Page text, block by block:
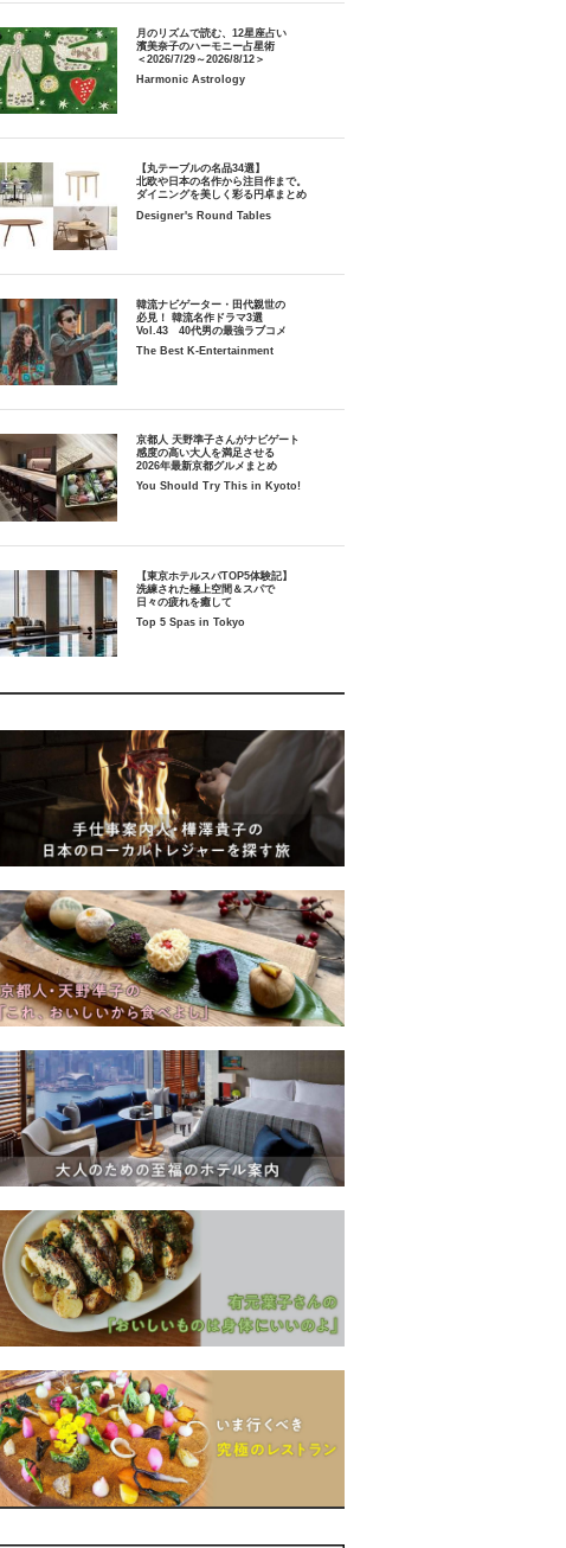
月のリズムで読む、12星座占い
濱美奈子のハーモニー占星術
＜2026/7/29～2026/8/12＞
Harmonic Astrology
【丸テーブルの名品34選】
北欧や日本の名作から注目作まで。
ダイニングを美しく彩る円卓まとめ
Designer's Round Tables
韓流ナビゲーター・田代親世の
必見！ 韓流名作ドラマ3選
Vol.43 40代男の最強ラブコメ
The Best K-Entertainment
京都人 天野準子さんがナビゲート
感度の高い大人を満足させる
2026年最新京都グルメまとめ
You Should Try This in Kyoto!
【東京ホテルスパTOP5体験記】
洗練された極上空間＆スパで
日々の疲れを癒して
Top 5 Spas in Tokyo